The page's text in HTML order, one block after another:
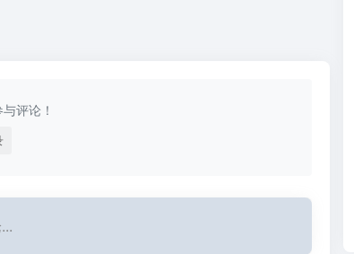
评论！